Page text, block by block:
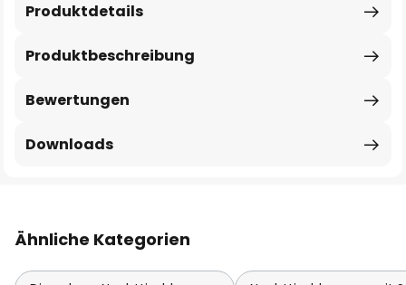
Produktbeschreibung
Produktdetails
Bewertungen
Downloads
Ähnliche Kategorien